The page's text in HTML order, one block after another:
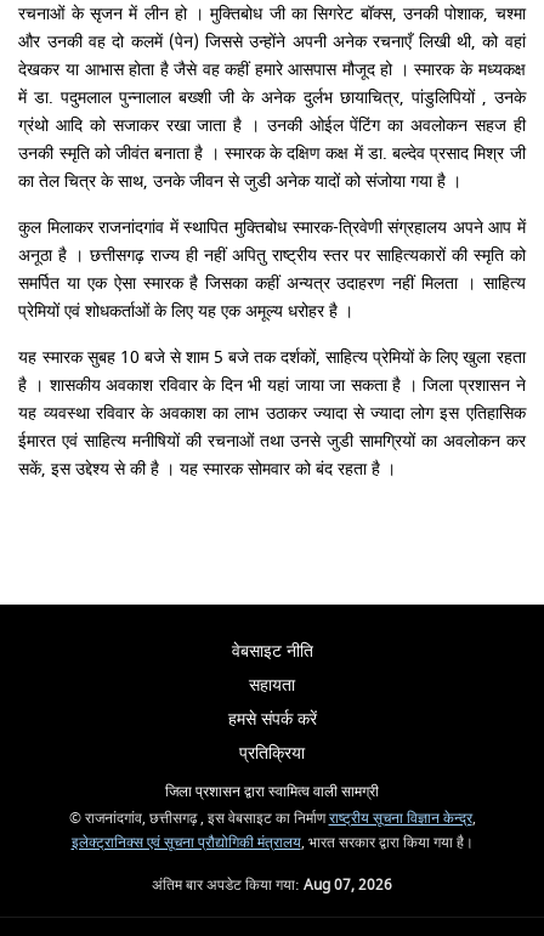
रचनाओं के सृजन में लीन हो । मुक्तिबोध जी का सिगरेट बॉक्स, उनकी पोशाक, चश्मा
और उनकी वह दो कलमें (पेन) जिससे उन्होंने अपनी अनेक रचनाएँ लिखी थी, को वहां
देखकर या आभास होता है जैसे वह कहीं हमारे आसपास मौजूद हो । स्मारक के मध्यकक्ष
में डा. पदुमलाल पुन्नालाल बख्शी जी के अनेक दुर्लभ छायाचित्र, पांडुलिपियों , उनके
ग्रंथो आदि को सजाकर रखा जाता है । उनकी ओईल पेंटिंग का अवलोकन सहज ही
उनकी स्मृति को जीवंत बनाता है । स्मारक के दक्षिण कक्ष में डा. बल्देव प्रसाद मिश्र जी
का तेल चित्र के साथ, उनके जीवन से जुडी अनेक यादों को संजोया गया है ।
कुल मिलाकर राजनांदगांव में स्थापित मुक्तिबोध स्मारक-त्रिवेणी संग्रहालय अपने आप में
अनूठा है । छत्तीसगढ़ राज्य ही नहीं अपितु राष्ट्रीय स्तर पर साहित्यकारों की स्मृति को
समर्पित या एक ऐसा स्मारक है जिसका कहीं अन्यत्र उदाहरण नहीं मिलता । साहित्य
प्रेमियों एवं शोधकर्ताओं के लिए यह एक अमूल्य धरोहर है ।
यह स्मारक सुबह 10 बजे से शाम 5 बजे तक दर्शकों, साहित्य प्रेमियों के लिए खुला रहता
है । शासकीय अवकाश रविवार के दिन भी यहां जाया जा सकता है । जिला प्रशासन ने
यह व्यवस्था रविवार के अवकाश का लाभ उठाकर ज्यादा से ज्यादा लोग इस एतिहासिक
ईमारत एवं साहित्य मनीषियों की रचनाओं तथा उनसे जुडी सामग्रियों का अवलोकन कर
सकें, इस उद्देश्य से की है । यह स्मारक सोमवार को बंद रहता है ।
वेबसाइट नीति
सहायता
हमसे संपर्क करें
प्रतिक्रिया
जिला प्रशासन द्वारा स्वामित्व वाली सामग्री
© राजनांदगांव, छत्तीसगढ़ , इस वेबसाइट का निर्माणराष्ट्रीय सूचना विज्ञान केन्द्र,
इलेक्ट्रानिक्स एवं सूचना प्रौद्योगिकी मंत्रालय, भारत सरकार द्वारा किया गया है।
अंतिम बार अपडेट किया गया: Aug 07, 2026